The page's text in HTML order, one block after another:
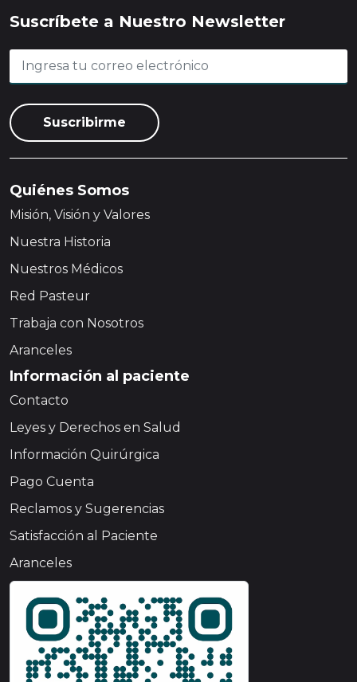
Suscríbete a Nuestro Newsletter
Quiénes Somos
Misión, Visión y Valores
Nuestra Historia
Nuestros Médicos
Red Pasteur
Trabaja con Nosotros
Aranceles
Información al paciente
Contacto
Leyes y Derechos en Salud
Información Quirúrgica
Pago Cuenta
Reclamos y Sugerencias
Satisfacción al Paciente
Aranceles